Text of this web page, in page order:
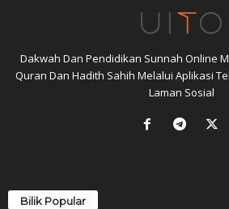
Dakwah Dan Pendidikan Sunnah Online
Quran Dan Hadith Sahih Melalui Aplikasi
Laman Sosial
Bilik Popular